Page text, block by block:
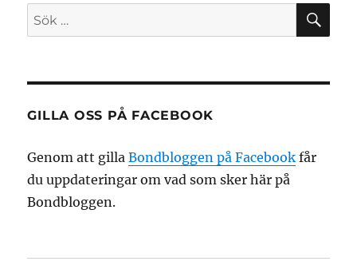
Sök
efter:
GILLA OSS PÅ FACEBOOK
Genom att gillaBondbloggen på Facebook får
du uppdateringar om vad som sker här på
Bondbloggen.